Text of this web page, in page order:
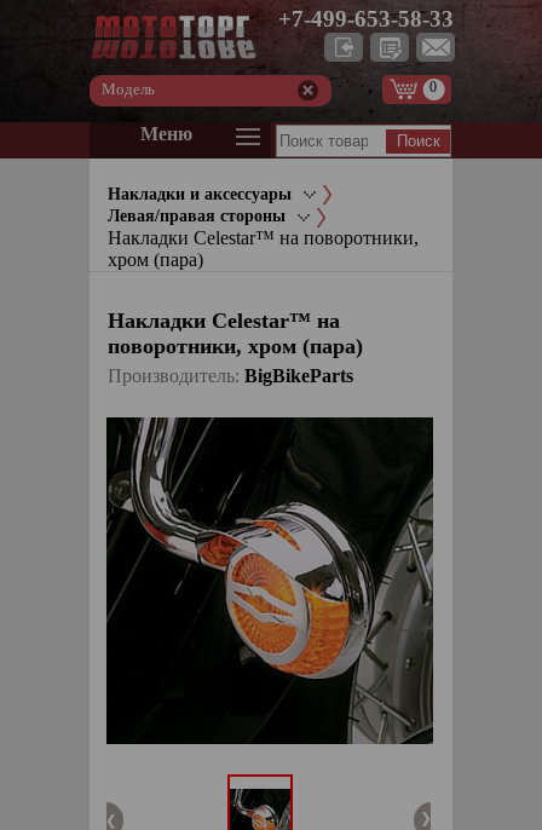
+7-499-653-58-33
Модель 0
Меню
Накладки и аксессуары
Левая/правая стороны
Накладки Celestar™ на поворотники,
хром (пара)
Накладки Celestar™ на
поворотники, хром (пара)
Производитель: BigBikeParts